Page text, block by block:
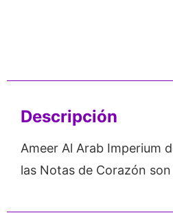
Descripción
Ameer Al Arab Imperium
las Notas de Corazón